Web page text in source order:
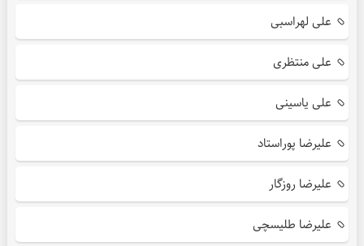
علی لهراسبی
علی منتظری
علی یاسینی
علیرضا پوراستاد
علیرضا روزگار
علیرضا طلیسچی